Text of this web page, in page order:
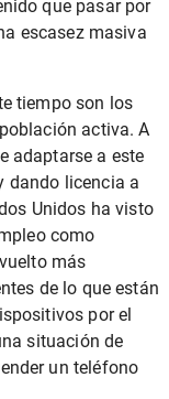
que pasar por
escasez masiva
tiempo son los
activa. A
adaptarse a este
dando licencia a
Unidos ha visto
como
más
de lo que están
por el
situación de
un teléfono